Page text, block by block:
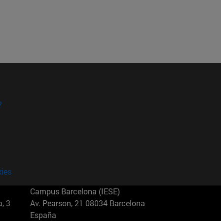
3
Campus Barcelona (IESE)
Av. Pearson, 21 08034 Barcelona
España